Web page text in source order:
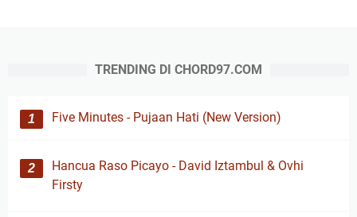
TRENDING DI CHORD97.COM
Five Minutes - Pujaan Hati (New Version)
Hancua Raso Picayo - David Iztambul & Ovhi
Firsty